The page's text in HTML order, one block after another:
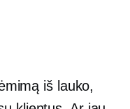
iš lauko,